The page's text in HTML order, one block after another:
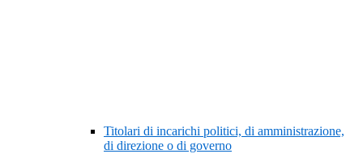
Titolari di incarichi politici, di amministrazione,
di direzione o di governo